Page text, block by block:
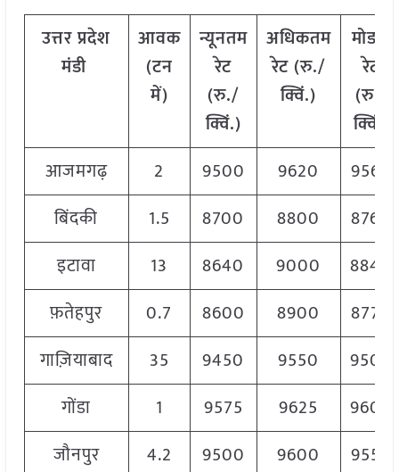
उत्तरप्रदेश
मंडी
आवक
(टन
में)
न्यूनतम
रेट
(रु./
क्विं.)
अधिकतम
रेट (रु./
क्विं.)
मोडल
रेट
(रु./
क्विं.)
आजमगढ़
2 9500 9620
9560
बिंदकी
1.5 8700 8800
8760
इटावा
13 8640 9000
8840
फ़तेहपुर
0.7 8600 8900
8770
गाज़ियाबाद
35 9450 9550
9500
गोंडा
1 9575 9625
9600
जौनपुर
4.2 9500 9600
9550